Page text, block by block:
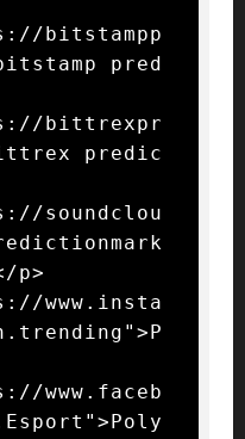
bitstampp
pred
bittrexpr
predic
soundclou
p>
www.insta
www.faceb